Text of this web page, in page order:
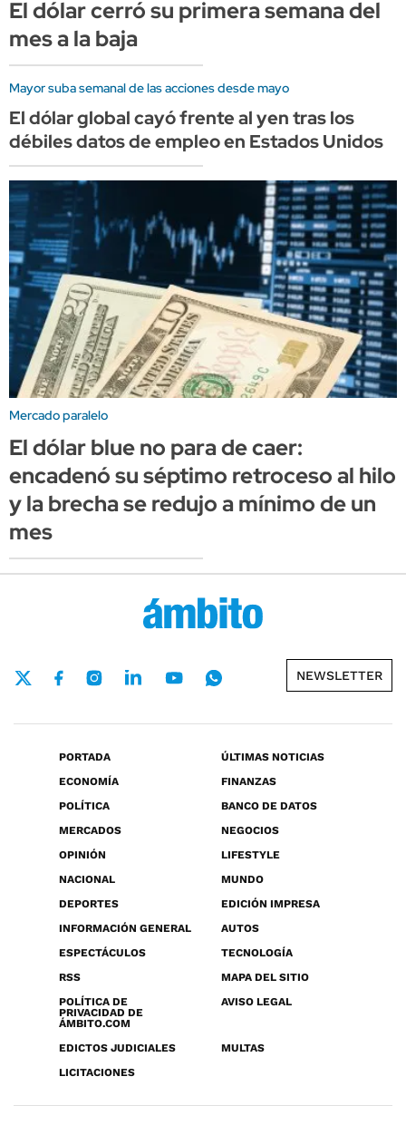
El dólar cerró su primera semana del
mes a la baja
Mayor suba semanal de las acciones desde mayo
El dólar global cayó frente al yen tras los
débiles datos de empleo en Estados Unidos
Mercado paralelo
El dólar blue no para de caer:
encadenó su séptimo retroceso al hilo
y la brecha se redujo a mínimo de un
mes
NEWSLETTER
PORTADA
ÚLTIMAS NOTICIAS
ECONOMÍA
FINANZAS
POLÍTICA
BANCO DE DATOS
MERCADOS
NEGOCIOS
OPINIÓN
LIFESTYLE
NACIONAL
MUNDO
DEPORTES
EDICIÓN IMPRESA
INFORMACIÓN GENERAL
AUTOS
ESPECTÁCULOS
TECNOLOGÍA
RSS
MAPA DEL SITIO
POLÍTICA DE
PRIVACIDAD DE
ÁMBITO.COM
AVISO LEGAL
EDICTOS JUDICIALES
MULTAS
LICITACIONES